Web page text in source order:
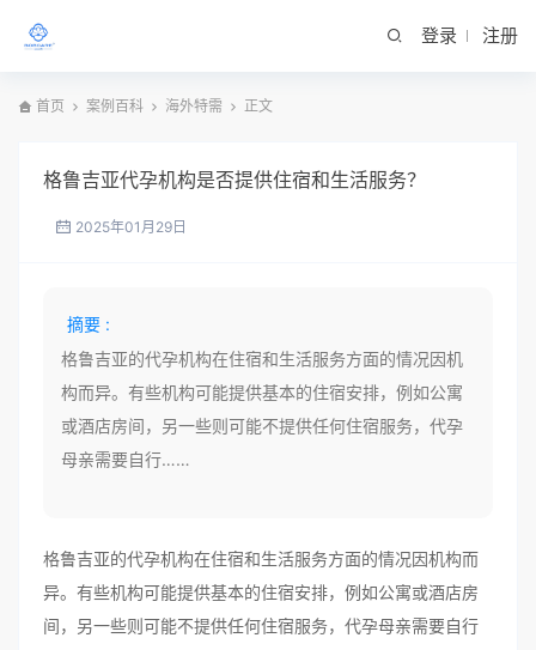
登录 注册
首页 案例百科 海外特需 正文
格鲁吉亚代孕机构是否提供住宿和生活服务？
2025年01月29日
摘要 :
格鲁吉亚的代孕机构在住宿和生活服务方面的情况因机
构而异。有些机构可能提供基本的住宿安排，例如公寓
或酒店房间，另一些则可能不提供任何住宿服务，代孕
母亲需要自行……
格鲁吉亚的代孕机构在住宿和生活服务方面的情况因机构而
异。有些机构可能提供基本的住宿安排，例如公寓或酒店房
间，另一些则可能不提供任何住宿服务，代孕母亲需要自行